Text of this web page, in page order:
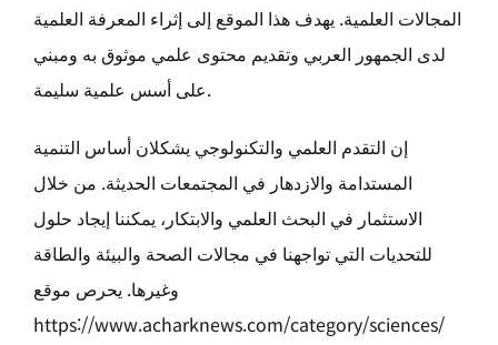
المجالات العلمية. يهدف هذا الموقع إلى إثراء المعرفة العلمية
لدى الجمهور العربي وتقديم محتوى علمي موثوق به ومبني
على أسس علمية سليمة.
إن التقدم العلمي والتكنولوجي يشكلان أساس التنمية
المستدامة والازدهار في المجتمعات الحديثة. من خلال
الاستثمار في البحث العلمي والابتكار، يمكننا إيجاد حلول
للتحديات التي تواجهنا في مجالات الصحة والبيئة والطاقة
وغيرها. يحرص موقع
https://www.acharknews.com/category/sciences/